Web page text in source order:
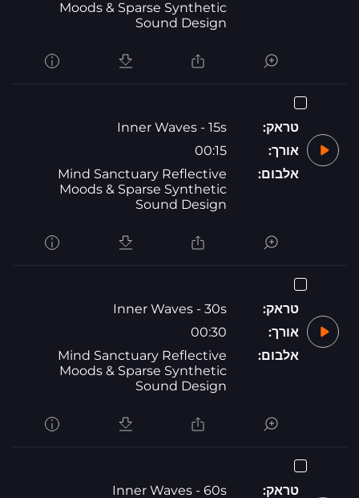
Moods & Sparse Synthetic
Sound Design
טראק:
Inner Waves - 15s
אורך:
00:15
אלבום:
Mind Sanctuary Reflective
Moods & Sparse Synthetic
Sound Design
טראק:
Inner Waves - 30s
אורך:
00:30
אלבום:
Mind Sanctuary Reflective
Moods & Sparse Synthetic
Sound Design
טראק:
Inner Waves - 60s